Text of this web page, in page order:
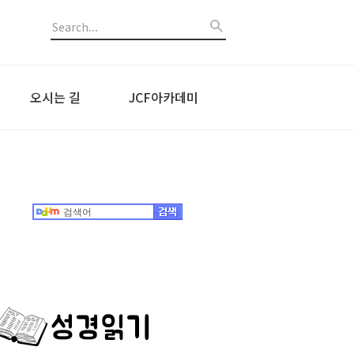
오시는 길 JCF아카데미